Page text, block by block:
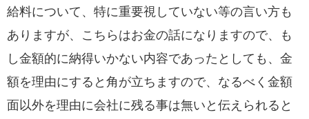
給料について、特に重要視していない等の言い方も
ありますが、こちらはお金の話になりますので、も
し金額的に納得いかない内容であったとしても、 金
額を理由にすると角が立ちますので、なるべく金額
面以外を理由に会社に残る事は無いと伝えられると